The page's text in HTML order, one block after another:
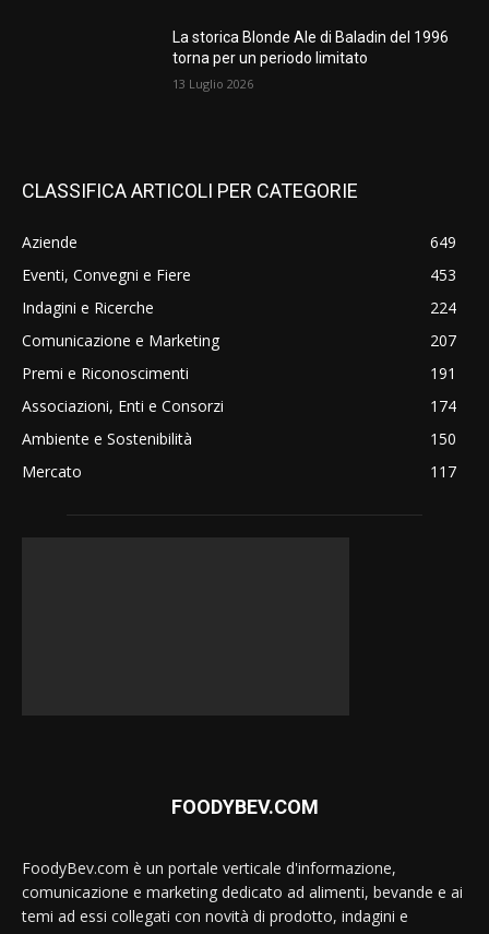
La storica Blonde Ale di Baladin del 1996
torna per un periodo limitato
13 Luglio 2026
CLASSIFICA ARTICOLI PER CATEGORIE
Aziende
649
Eventi, Convegni e Fiere
453
Indagini e Ricerche
224
Comunicazione e Marketing
207
Premi e Riconoscimenti
191
Associazioni, Enti e Consorzi
174
Ambiente e Sostenibilità
150
Mercato
117
FOODYBEV.COM
FoodyBev.com è un portale verticale d'informazione,
comunicazione e marketing dedicato ad alimenti, bevande e ai
temi ad essi collegati con novità di prodotto, indagini e